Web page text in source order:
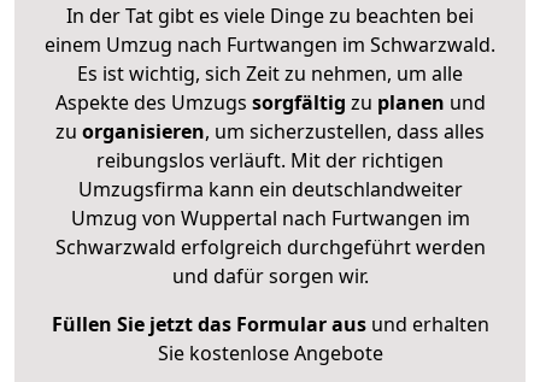
In der Tat gibt es viele Dinge zu beachten bei
einem Umzug nach Furtwangen im Schwarzwald.
Es ist wichtig, sich Zeit zu nehmen, um alle
Aspekte des Umzugs sorgfältig zu planen und
zu organisieren, um sicherzustellen, dass alles
reibungslos verläuft. Mit der richtigen
Umzugsfirma kann ein deutschlandweiter
Umzug von Wuppertal nach Furtwangen im
Schwarzwald erfolgreich durchgeführt werden
und dafür sorgen wir.
Füllen Sie jetzt das Formular ausund erhalten
Sie kostenlose Angebote